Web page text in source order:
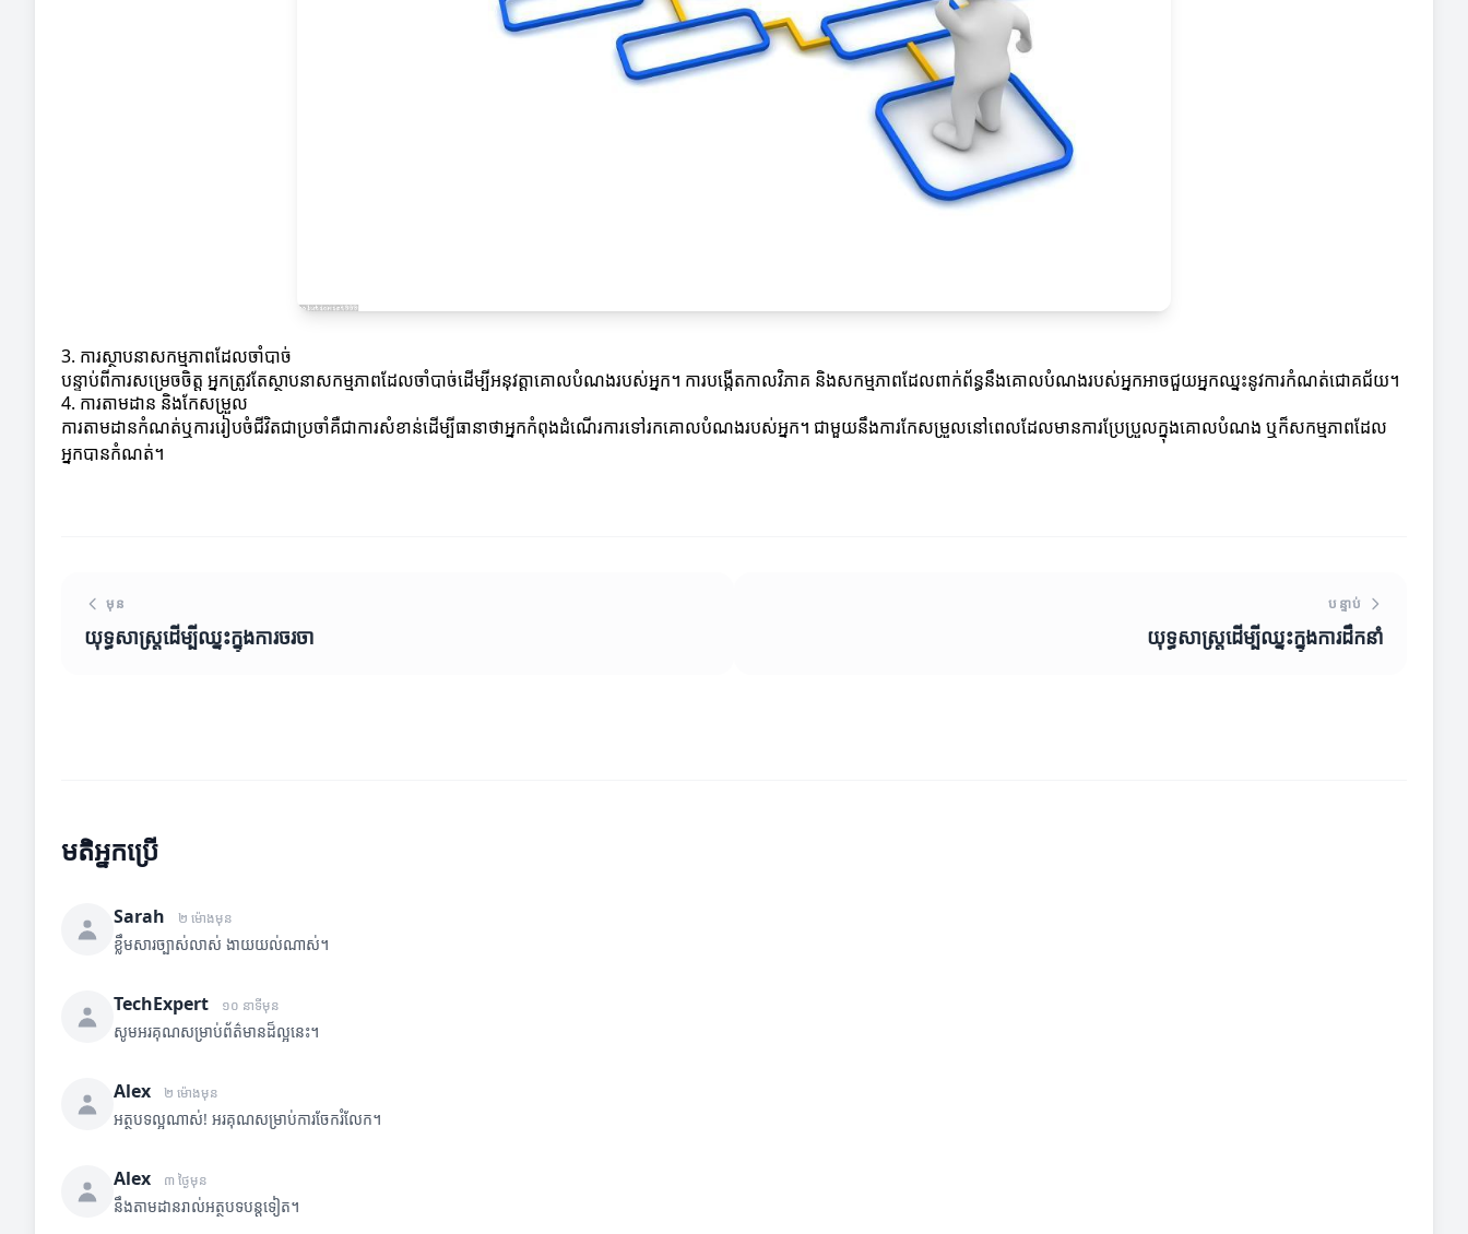
3. ការស្ថាបនាសកម្មភាពដែលចាំបាច់
បន្ទាប់ពីការសម្រេចចិត្ត អ្នកត្រូវតែស្ថាបនាសកម្មភាពដែលចាំបាច់ដើម្បីអនុវត្ដាគោលបំណងរបស់អ្នក។ ការបង្កើតកាលវិភាគ និងសកម្មភាពដែលពាក់ព័ន្ធនឹងគោលបំណងរបស់អ្នកអាចជួយអ្នកឈ្នះនូវការកំណត់ជោគជ័យ។
4. ការតាមដាន និងកែសម្រួល
ការតាមដានកំណត់ឬការរៀបចំជីវិតជាប្រចាំគឺជាការសំខាន់ដើម្បីធានាថាអ្នកកំពុងដំណើរការទៅរកគោលបំណងរបស់អ្នក។ ជាមួយនឹងការកែសម្រួលនៅពេលដែលមានការប្រែប្រួលក្នុងគោលបំណង ឬក៏សកម្មភាពដែល
អ្នកបានកំណត់។
មុន
យុទ្ធសាស្រ្តដើម្បីឈ្នះក្នុងការចរចា
បន្ទាប់
យុទ្ធសាស្រ្តដើម្បីឈ្នះក្នុងការដឹកនាំ
មតិអ្នកប្រើ
Sarah ២ ម៉ោងមុន
ខ្លឹមសារច្បាស់លាស់ ងាយយល់ណាស់។
TechExpert ១០ នាទីមុន
សូមអរគុណសម្រាប់ព័ត៌មានដ៏ល្អនេះ។
Alex ២ ម៉ោងមុន
អត្ថបទល្អណាស់! អរគុណសម្រាប់ការចែករំលែក។
Alex ៣ ថ្ងៃមុន
នឹងតាមដានរាល់អត្ថបទបន្តទៀត។